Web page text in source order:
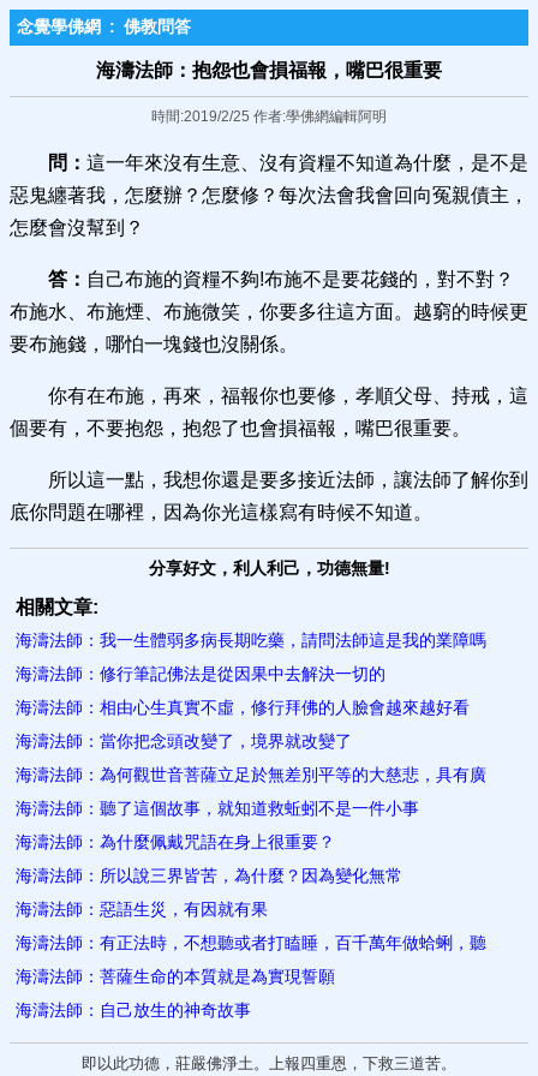
念覺學佛網 : 佛教問答
海濤法師：抱怨也會損福報，嘴巴很重要
時間:2019/2/25 作者:學佛網編輯阿明
問： 這一年來沒有生意、沒有資糧不知道為什麼，是不是
惡鬼纏著我，怎麼辦？怎麼修？每次法會我會回向冤親債主，
怎麼會沒幫到？
答： 自己布施的資糧不夠!布施不是要花錢的，對不對？
布施水、布施煙、布施微笑，你要多往這方面。越窮的時候更
要布施錢，哪怕一塊錢也沒關係。
你有在布施，再來，福報你也要修，孝順父母、持戒，這
個要有，不要抱怨，抱怨了也會損福報，嘴巴很重要。
所以這一點，我想你還是要多接近法師，讓法師了解你到
底你問題在哪裡，因為你光這樣寫有時候不知道。
分享好文，利人利己，功德無量!
相關文章:
海濤法師：我一生體弱多病長期吃藥，請問法師這是我的業障嗎
海濤法師：修行筆記佛法是從因果中去解決一切的
海濤法師：相由心生真實不虛，修行拜佛的人臉會越來越好看
海濤法師：當你把念頭改變了，境界就改變了
海濤法師：為何觀世音菩薩立足於無差別平等的大慈悲，具有廣
海濤法師：聽了這個故事，就知道救蚯蚓不是一件小事
海濤法師：為什麼佩戴咒語在身上很重要？
海濤法師：所以說三界皆苦，為什麼？因為變化無常
海濤法師：惡語生災，有因就有果
海濤法師：有正法時，不想聽或者打瞌睡，百千萬年做蛤蜊，聽
海濤法師：菩薩生命的本質就是為實現誓願
海濤法師：自己放生的神奇故事
即以此功德，莊嚴佛淨土。上報四重恩，下救三道苦。